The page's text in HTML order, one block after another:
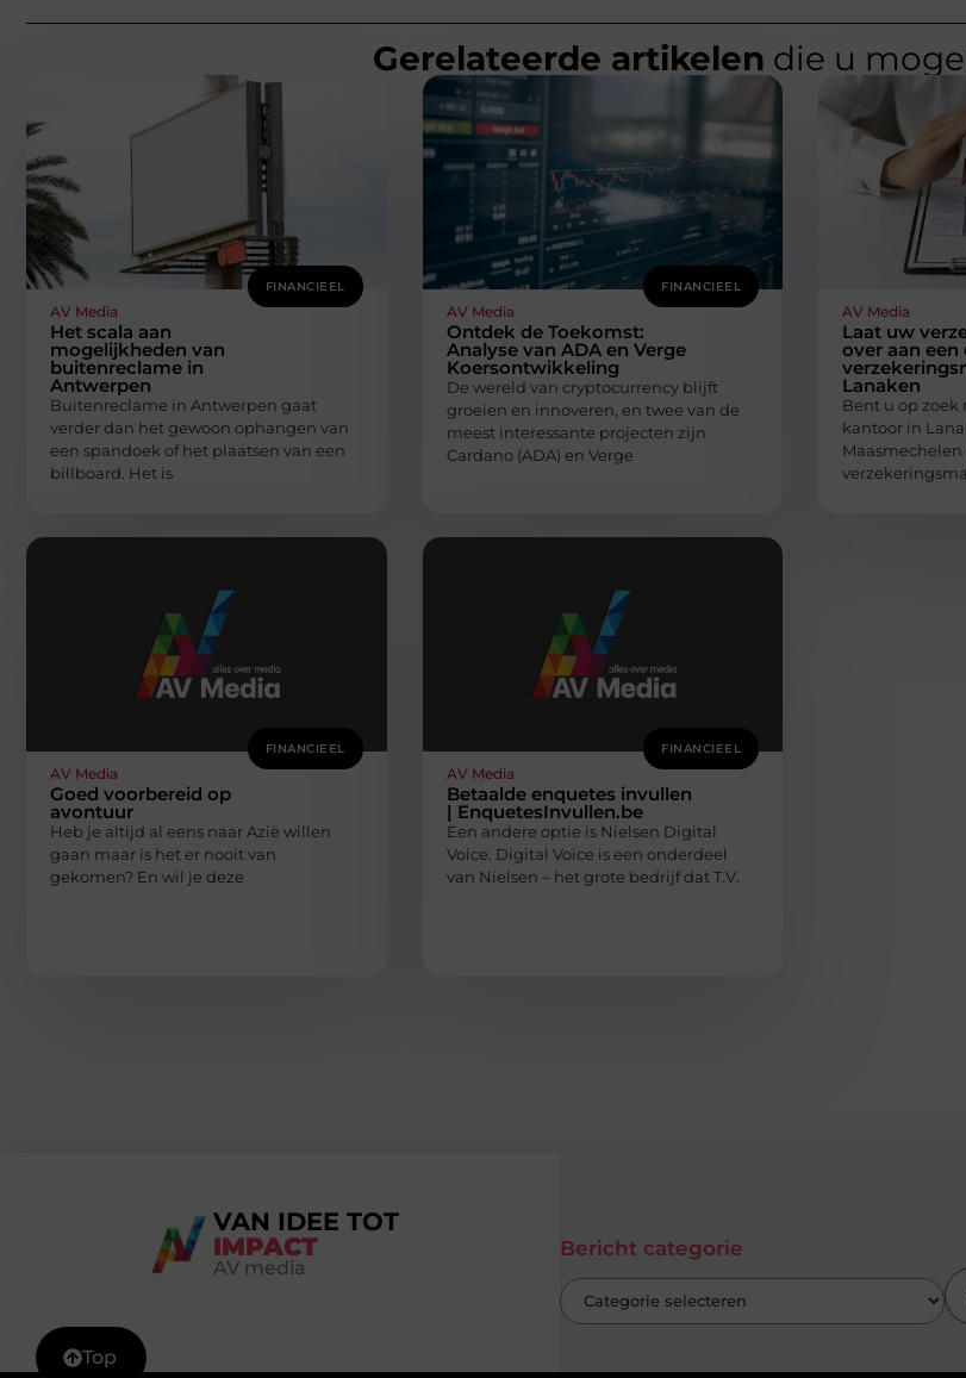
Top
Gerelateerde artikelen die u
FINANCIEEL
AV Media
Het scala aan
mogelijkheden van
buitenreclame in
Antwerpen
Buitenreclame in Antwerpen gaat
verder dan het gewoon ophangen van
een spandoek of het plaatsen van een
billboard. Het is
FINANCIEEL
AV Media
Ontdek de Toekomst:
Analyse van ADA en Verge
Koersontwikkeling
De wereld van cryptocurrency blijft
groeien en innoveren, en twee van de
meest interessante projecten zijn
Cardano (ADA) en Verge
AV Media
Laat uw
over aan
Lanaken
Bent u op
kantoor in
FINANCIEEL
AV Media
Goed voorbereid op
avontuur
Heb je altijd al eens naar Azië willen
gaan maar is het er nooit van
gekomen? En wil je deze
FINANCIEEL
AV Media
Betaalde enquetes invullen
| EnquetesInvullen.be
Een andere optie is Nielsen Digital
Voice. Digital Voice is een onderdeel
van Nielsen – het grote bedrijf dat T.V.
VAN IDEE TOT
IMPACT
AV media
Bericht categorie